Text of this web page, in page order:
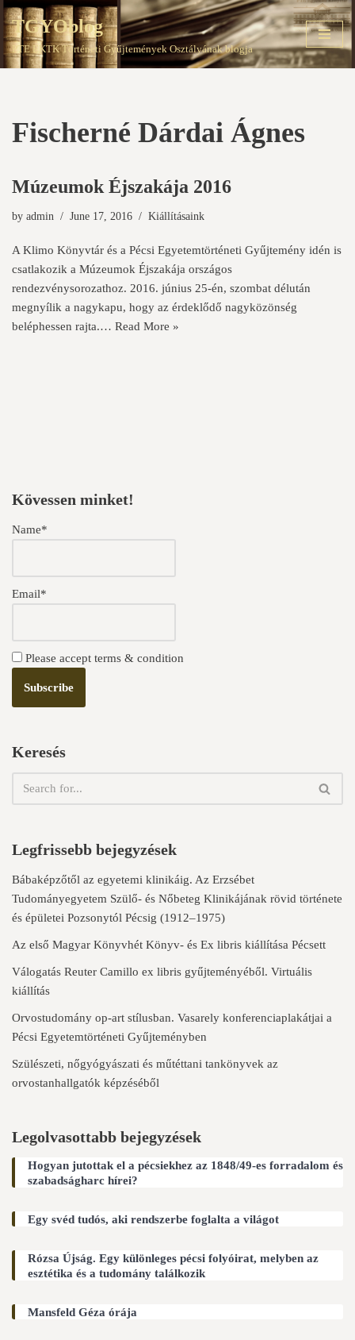
Skip
to
TGYOblog
PTE EKTK Történeti Gyűjtemények Osztályának blogja
Fischerné Dárdai Ágnes
Múzeumok Éjszakája 2016
by admin June 17, 2016 Kiállításaink
A Klimo Könyvtár és a Pécsi Egyetemtörténeti Gyűjtemény idén is
csatlakozik a Múzeumok Éjszakája országos
rendezvénysorozathoz. 2016. június 25-én, szombat délután
megnyílik a nagykapu, hogy az érdeklődő nagyközönség
beléphessen rajta.… Read More »
Kövessen minket!
Name*
Email*
Please accept terms & condition
Keresés
Legfrissebb bejegyzések
Bábaképzőtől az egyetemi klinikáig. Az Erzsébet
Tudományegyetem Szülő- és Nőbeteg Klinikájának rövid története
és épületei Pozsonytól Pécsig (1912–1975)
Az első Magyar Könyvhét Könyv- és Ex libris kiállítása Pécsett
Válogatás Reuter Camillo ex libris gyűjteményéből. Virtuális
kiállítás
Orvostudomány op-art stílusban. Vasarely konferenciaplakátjai a
Pécsi Egyetemtörténeti Gyűjteményben
Szülészeti, nőgyógyászati és műtéttani tankönyvek az
orvostanhallgatók képzéséből
Legolvasottabb bejegyzések
Hogyan jutottak el a pécsiekhez az 1848/49-es forradalom és
szabadságharc hírei?
Egy svéd tudós, aki rendszerbe foglalta a világot
Rózsa Újság. Egy különleges pécsi folyóirat, melyben az
esztétika és a tudomány találkozik
Mansfeld Géza órája